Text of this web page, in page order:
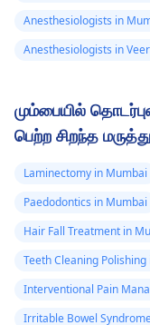
Anesthesiologists in
Anesthesiologists in
மும்பையில்
பெற்ற சிறந்த
Laminectomy in Mumbai
Paedodontics in Mumbai
Hair Fall Treatment in
Teeth Cleaning
Interventional Pain
Irritable Bowel